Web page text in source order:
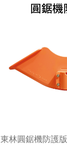
東林圓鋸機防護版